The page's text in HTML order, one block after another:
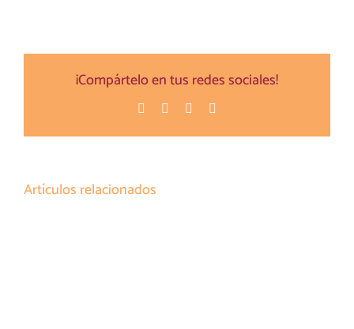
¡Compártelo en tus redes sociales!
Facebook
TwitterPinterest
Artículos relacionados